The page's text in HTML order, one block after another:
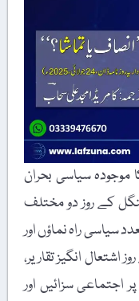
موجودہ سیاسی بحران
کے روز دو مختلف
سیاسی راہ نماؤں اور
کو 9 مئی 2023ء کے روز اشتعال انگیز تقاریر،
اجتماعی سزائیں اور